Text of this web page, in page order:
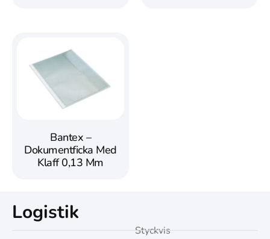
Bantex –
Dokumentficka Med
Klaff 0,13 Mm
Logistik
Styckvis